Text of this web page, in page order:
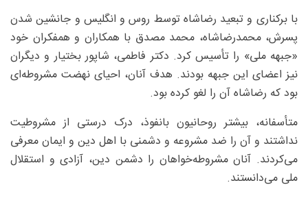
با برکناری و تبعید رضاشاه توسط روس و انگلیس و جانشین شدن
پسرش، محمدرضاشاه، محمد مصدق با همکاران و همفکران خود
«جبهه ملی» را تأسیس کرد. دکتر فاطمی، شاپور بختیار و دیگران
نیز اعضای این جبهه بودند. هدف آنان، احیای نهضت مشروطه‌ای
بود که رضاشاه آن را لغو کرده بود.
متأسفانه، بیشتر روحانیون بانفوذ، درک درستی از مشروطیت
نداشتند و آن را ضد مشروعه و دشمنی با اهل دین و ایمان معرفی
می‌کردند. آنان مشروطه‌خواهان را دشمن دین، آزادی و استقلال
ملی می‌دانستند.